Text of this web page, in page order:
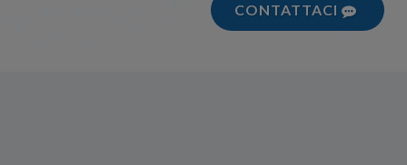
CONTATTACI